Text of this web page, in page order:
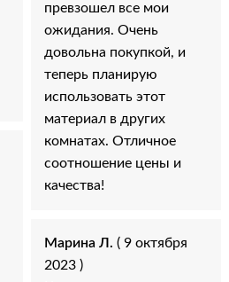
превзошел все мои
ожидания. Очень
довольна покупкой, и
теперь планирую
использовать этот
материал в других
комнатах. Отличное
соотношение цены и
качества!
Марина Л. ( 9 октября
2023 )